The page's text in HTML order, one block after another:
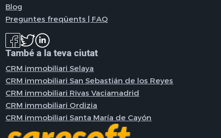
Blog
Preguntes freqüents | FAQ
També a la teva ciutat
CRM immobiliari Selaya
CRM immobiliari San Sebastián de los Reyes
CRM immobiliari Rivas Vaciamadrid
CRM immobiliari Ordizia
CRM immobiliari Santa María de Cayón